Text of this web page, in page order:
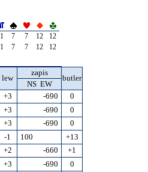
7 7 12
12
7 7 12 12
lew
zapis
butler
NS EW
+3 -690
0
+3 -690 0
+3 -690
0
-1 100 +13
+2 -660
+1
+3 -690 0